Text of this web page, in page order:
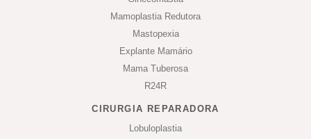
Mamoplastia Redutora
Mastopexia
Explante Mamário
Mama Tuberosa
R24R
CIRURGIA REPARADORA
Lobuloplastia